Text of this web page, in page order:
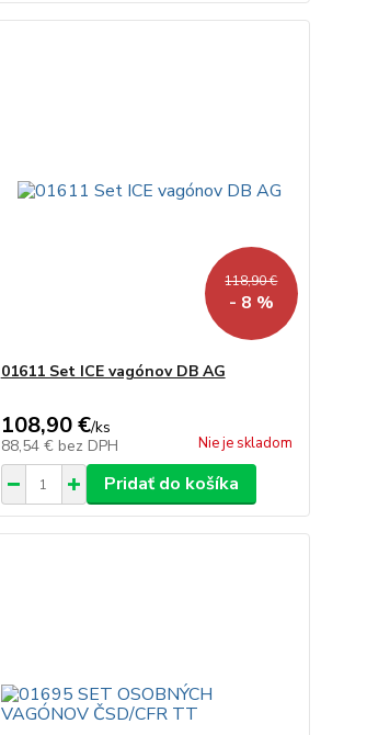
118,90 €
- 8 %
01611 Set ICE vagónov DB AG
108,90 €/ks
88,54 € bez DPH Nie je skladom
Pridať do košíka